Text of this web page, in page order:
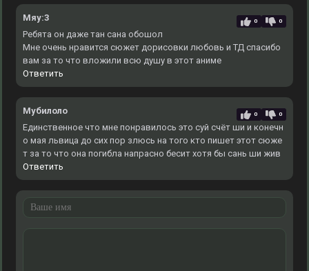
Мяу:3 0 0
Ребята он даже тан сана обошол
Мне очень нравится сюжет дорисовки любовь и ТД спасибо
вам за то что вложили всю душу в этот аниме
Ответить
Мубилоло 0 0
Единственное что мне понравилось это суй счёт ши и конечн
о мая львица до сих пор злюсь на того кто пишет этот сюже
т за то что она погибла напрасно бесит хотя бы сань ши жив
Ответить